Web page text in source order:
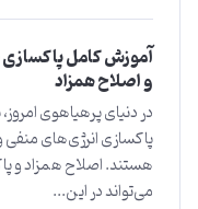
آموزش کامل
و اصلاح همزاد
در دنیای پرهیاهوی امروز،
پاکسازی انرژی‌های
هستند. اصلاح همزاد و
می‌تواند در این...